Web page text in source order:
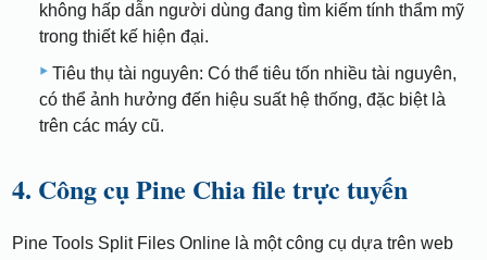
không hấp dẫn người dùng đang tìm kiếm tính thẩm mỹ
trong thiết kế hiện đại.
Tiêu thụ tài nguyên: Có thể tiêu tốn nhiều tài nguyên,
có thể ảnh hưởng đến hiệu suất hệ thống, đặc biệt là
trên các máy cũ.
4. Công cụ Pine Chia file trực tuyến
Pine Tools Split Files Online là một công cụ dựa trên web